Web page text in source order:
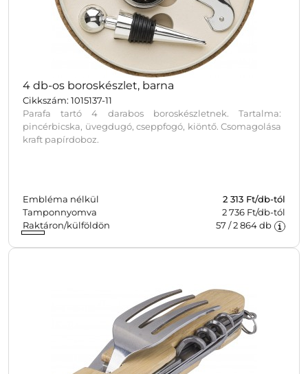
4 db-os boroskészlet, barna
Cikkszám: 1015137-11
Parafa tartó 4 darabos boroskészletnek. Tartalma:
pincérbicska, üvegdugó, cseppfogó, kiöntő. Csomagolása
kraft papírdoboz.
Embléma nélkül 2 313 Ft/db-tól
Tamponnyomva
2 736 Ft/db-tól
Raktáron/külföldön
57 /2 864db